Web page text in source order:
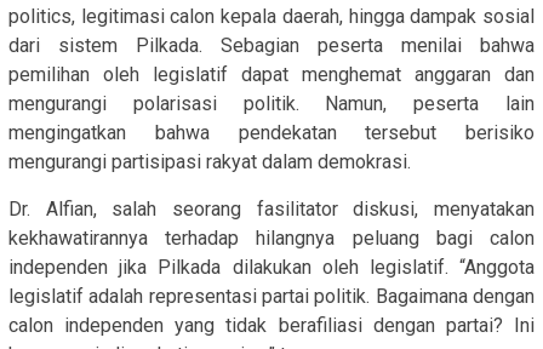
politics, legitimasi calon kepala daerah, hingga dampak sosial
dari sistem Pilkada. Sebagian peserta menilai bahwa
pemilihan oleh legislatif dapat menghemat anggaran dan
mengurangi polarisasi politik. Namun, peserta lain
mengingatkan bahwa pendekatan tersebut berisiko
mengurangi partisipasi rakyat dalam demokrasi.
Dr. Alfian, salah seorang fasilitator diskusi, menyatakan
kekhawatirannya terhadap hilangnya peluang bagi calon
independen jika Pilkada dilakukan oleh legislatif. “Anggota
legislatif adalah representasi partai politik. Bagaimana dengan
calon independen yang tidak berafiliasi dengan partai? Ini